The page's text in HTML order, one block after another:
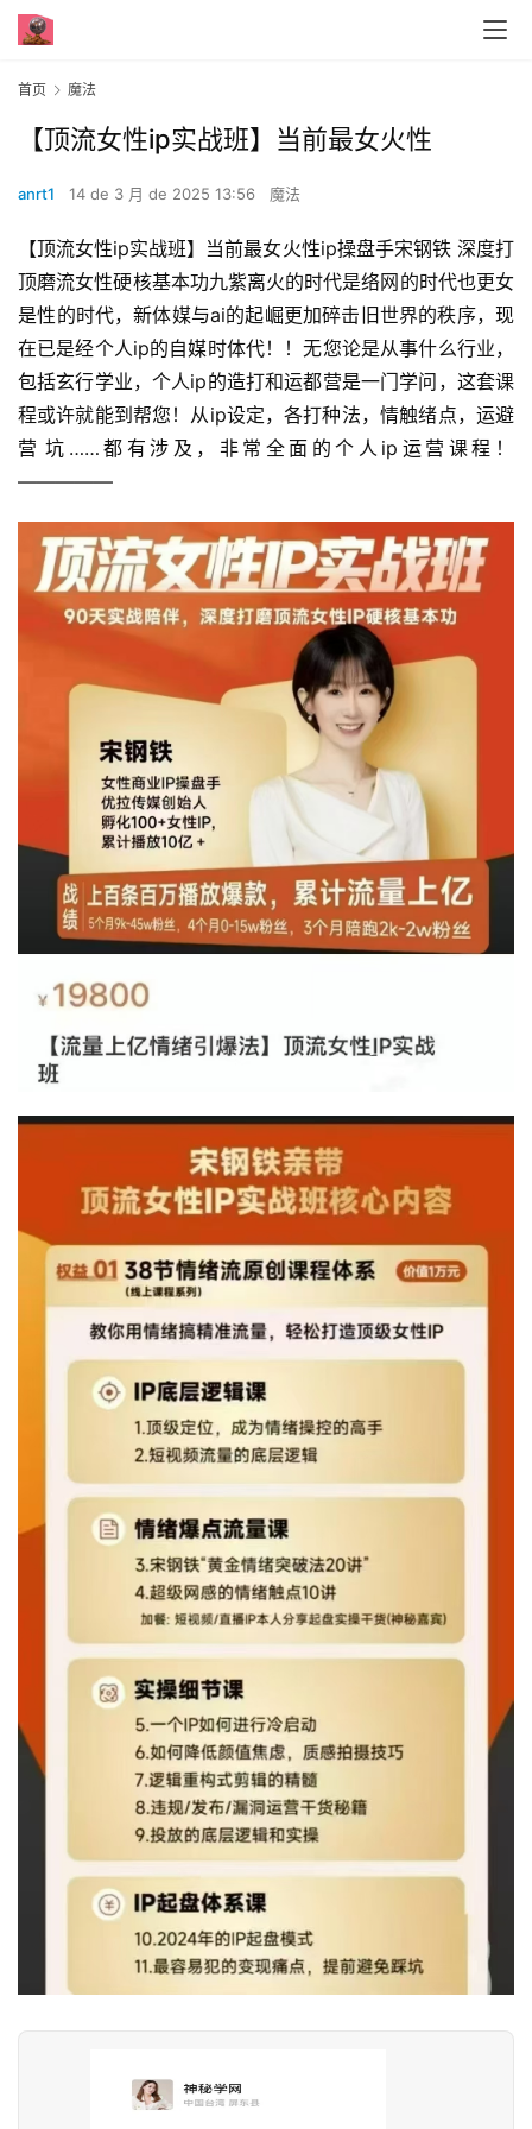
首页 魔法
【顶流女性ip实战班】当前最女火‬性
anrt1 14 de 3 月 de 2025 13:56 魔法
【顶流女性ip实战班】当前最女火‬性ip操盘手宋钢铁 深度打
顶磨‬流女性硬核基本功九紫离火的时代是络网‬的时代也更女
是‬性的时代，新体媒‬与ai的起崛‬更加碎击‬旧世界的秩序，现
在已是经‬个人ip的自媒时体‬代！！无您论‬是从事什么行业，
包括玄行学‬业，个人ip的造打‬和运都营‬是一门学问，这套课
程或许就能到帮‬您！从ip设定，各打种‬法，情触绪‬点，运避
营‬坑……都有涉及，非常全面的个人ip运营课程！
—————